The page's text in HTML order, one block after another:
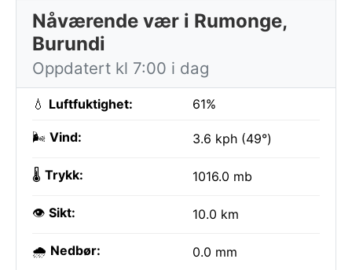
Nåværende vær i Rumonge,
Burundi
Oppdatert kl 7:00 i dag
💧 Luftfuktighet: 61%
🌬️ Vind: 3.6 kph (49°)
🌡️ Trykk: 1016.0 mb
👁️ Sikt: 10.0 km
🌧️ Nedbør: 0.0 mm